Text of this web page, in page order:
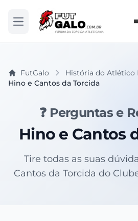
Abrir menu
FutGalo
História do Atlético
Hino e Cantos da Torcida
❓ Perguntas e
Hino e Cantos
Tire todas as suas
Cantos da Torcida do